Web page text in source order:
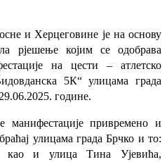
и Херцеговине је на основу
рјешење којим се одобрава
на цести – атлетско
5К“ улицама града
године.
манифестације привремено и
улицама града Брчко и то:
као и улица Тина Ујевића,